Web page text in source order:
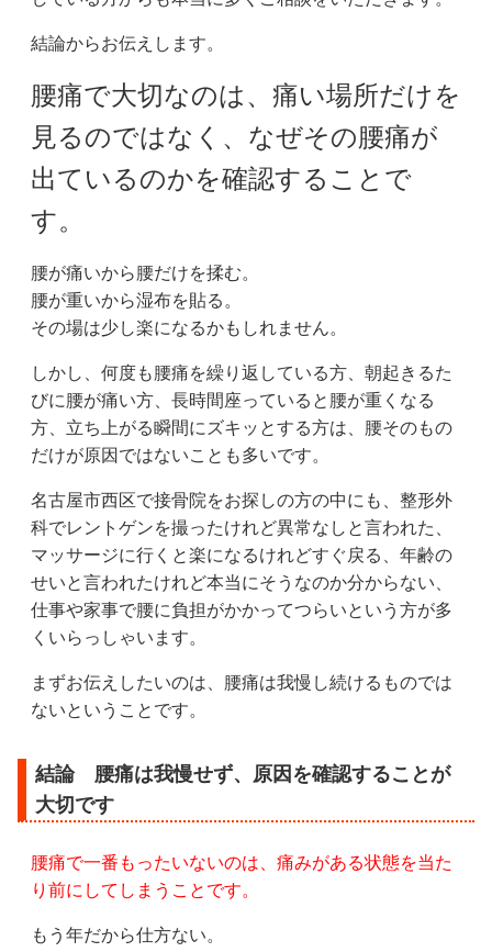
結論からお伝えします。
腰痛で大切なのは、痛い場所だけを
見るのではなく、なぜその腰痛が
出ているのかを確認することで
す。
腰が痛いから腰だけを揉む。
腰が重いから湿布を貼る。
その場は少し楽になるかもしれません。
しかし、何度も腰痛を繰り返している方、朝起きるた
びに腰が痛い方、長時間座っていると腰が重くなる
方、立ち上がる瞬間にズキッとする方は、腰そのもの
だけが原因ではないことも多いです。
名古屋市西区で接骨院をお探しの方の中にも、整形外
科でレントゲンを撮ったけれど異常なしと言われた、
マッサージに行くと楽になるけれどすぐ戻る、年齢の
せいと言われたけれど本当にそうなのか分からない、
仕事や家事で腰に負担がかかってつらいという方が多
くいらっしゃいます。
まずお伝えしたいのは、腰痛は我慢し続けるものでは
ないということです。
結論 腰痛は我慢せず、原因を確認することが
大切です
腰痛で一番もったいないのは、痛みがある状態を当た
り前にしてしまうことです。
もう年だから仕方ない。